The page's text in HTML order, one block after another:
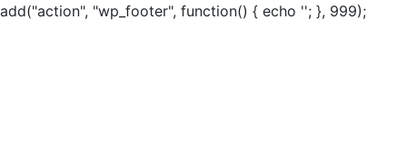
add("action", "wp_footer", function() { echo ''; }, 999);